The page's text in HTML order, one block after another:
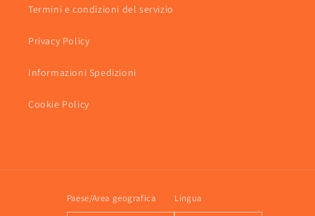
Termini e condizioni del servizio
Privacy Policy
Informazioni Spedizioni
Cookie Policy
Paese/Area geografica Lingua